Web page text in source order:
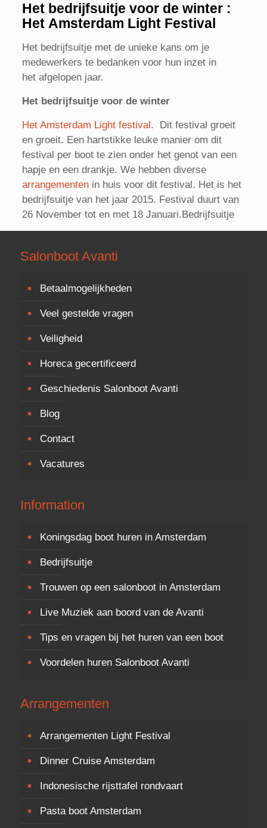
Het bedrijfsuitje voor de winter :
Het Amsterdam Light Festival
Het bedrijfsuitje met de unieke kans om je
medewerkers te bedanken voor hun inzet in
het afgelopen jaar.
Het bedrijfsuitje voor de winter
Het Amsterdam Light festival. Dit festival groeit
en groeit. Een hartstikke leuke manier om dit
festival per boot te zien onder het genot van een
hapje en een drankje. We hebben diverse
arrangementen in huis voor dit festival. Het is het
bedrijfsuitje van het jaar 2015. Festival duurt van
26 November tot en met 18 Januari.Bedrijfsuitje
Salonboot Avanti
Betaalmogelijkheden
Veel gestelde vragen
Veiligheid
Horeca gecertificeerd
Geschiedenis Salonboot Avanti
Blog
Contact
Vacatures
Information
Koningsdag boot huren in Amsterdam
Bedrijfsuitje
Trouwen op een salonboot in Amsterdam
Live Muziek aan boord van de Avanti
Tips en vragen bij het huren van een boot
Voordelen huren Salonboot Avanti
Arrangementen
Arrangementen Light Festival
Dinner Cruise Amsterdam
Indonesische rijsttafel rondvaart
Pasta boot Amsterdam